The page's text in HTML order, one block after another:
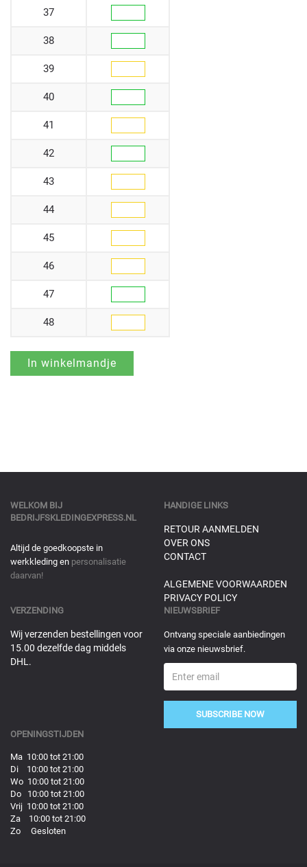
37
38
39
40
41
42
43
44
45
46
47
48
WELKOM BIJ
BEDRIJFSKLEDINGEXPRESS.NL
Altijd de goedkoopste in
werkkleding en personalisatie
daarvan!
HANDIGE LINKS
RETOUR AANMELDEN
OVER ONS
CONTACT
ALGEMENE VOORWAARDEN
PRIVACY POLICY
VERZENDING
Wij verzenden bestellingen voor
15.00 dezelfde dag middels
DHL.
NIEUWSBRIEF
Ontvang speciale aanbiedingen
via onze nieuwsbrief.
SUBSCRIBE NOW
OPENINGSTIJDEN
Ma 10:00 tot 21:00
Di 10:00 tot 21:00
Wo 10:00 tot 21:00
Do 10:00 tot 21:00
Vrij 10:00 tot 21:00
Za 10:00 tot 21:00
Zo Gesloten